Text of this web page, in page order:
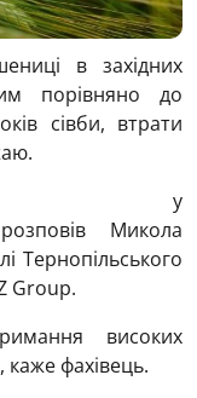
в західних
порівняно до
сівби, втрати
у
Микола
Тернопільського
Group.
високих
каже фахівець.